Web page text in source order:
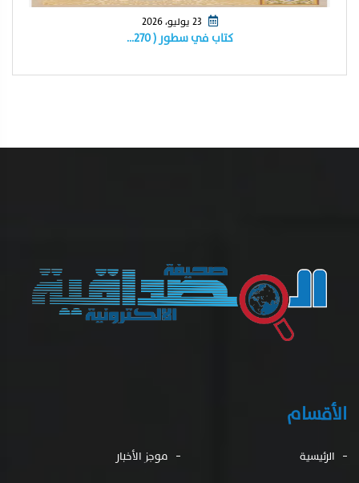
كتاب في سطور ( ٢٧٠…
الأقسام
الرئيسية موجز الأخبار